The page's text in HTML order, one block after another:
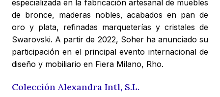
especializada en la fabricación artesanal de muebles
de bronce, maderas nobles, acabados en pan de
oro y plata, refinadas marqueterías y cristales de
Swarovski. A partir de 2022, Soher ha anunciado su
participación en el principal evento internacional de
diseño y mobiliario en Fiera Milano, Rho.
Colección Alexandra Intl, S.L.